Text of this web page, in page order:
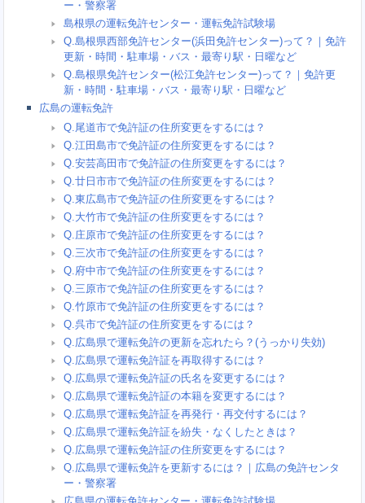
ー・警察署
島根県の運転免許センター・運転免許試験場
Q.島根県西部免許センター(浜田免許センター)って？｜免許
更新・時間・駐車場・バス・最寄り駅・日曜など
Q.島根県免許センター(松江免許センター)って？｜免許更
新・時間・駐車場・バス・最寄り駅・日曜など
広島の運転免許
Q.尾道市で免許証の住所変更をするには？
Q.江田島市で免許証の住所変更をするには？
Q.安芸高田市で免許証の住所変更をするには？
Q.廿日市市で免許証の住所変更をするには？
Q.東広島市で免許証の住所変更をするには？
Q.大竹市で免許証の住所変更をするには？
Q.庄原市で免許証の住所変更をするには？
Q.三次市で免許証の住所変更をするには？
Q.府中市で免許証の住所変更をするには？
Q.三原市で免許証の住所変更をするには？
Q.竹原市で免許証の住所変更をするには？
Q.呉市で免許証の住所変更をするには？
Q.広島県で運転免許の更新を忘れたら？(うっかり失効)
Q.広島県で運転免許証を再取得するには？
Q.広島県で運転免許証の氏名を変更するには？
Q.広島県で運転免許証の本籍を変更するには？
Q.広島県で運転免許証を再発行・再交付するには？
Q.広島県で運転免許証を紛失・なくしたときは？
Q.広島県で運転免許証の住所変更をするには？
Q.広島県で運転免許を更新するには？｜広島の免許センタ
ー・警察署